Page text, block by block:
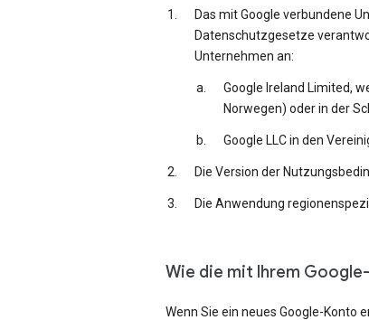
Das mit Google verbundene
Datenschutzgesetze
Unternehmen an:
Google Ireland Limited,
Norwegen) oder in der
Google LLC in den
Die Version der
Die Anwendung
Wie die mit Ihrem
Wenn Sie ein neues Google-Konto